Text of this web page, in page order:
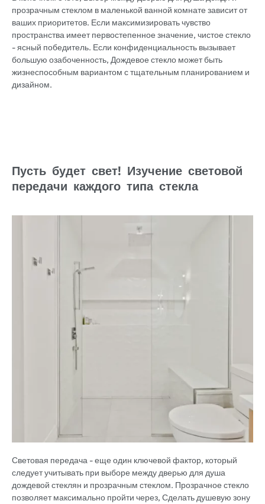
прозрачным стеклом в маленькой ванной комнате зависит от
ваших приоритетов. Если максимизировать чувство
пространства имеет первостепенное значение, чистое стекло
- ясный победитель. Если конфиденциальность вызывает
большую озабоченность, Дождевое стекло может быть
жизнеспособным вариантом с тщательным планированием и
дизайном.
Пусть будет свет! Изучение световой
передачи каждого типа стекла
Световая передача - еще один ключевой фактор, который
следует учитывать при выборе между дверью для душа
дождевой стеклян и прозрачным стеклом. Прозрачное стекло
позволяет максимально пройти через, Сделать душевую зону